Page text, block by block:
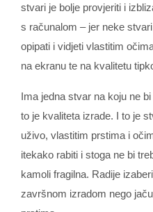
stvari je bolje provjeriti i
s računalom – jer neke
opipati i vidjeti vlastitim
na ekranu te na kvalitetu
Ima jedna stvar na koju ne
to je kvaliteta izrade. I to je
uživo, vlastitim prstima i
itekako rabiti i stoga ne bi
kamoli fragilna. Radije
završnom izradom nego